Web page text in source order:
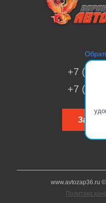
+7 (473)
+7 (473)
www.avtozap36.ru
Политика